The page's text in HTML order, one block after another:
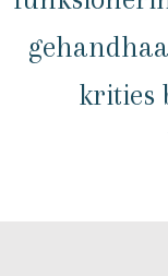
krities